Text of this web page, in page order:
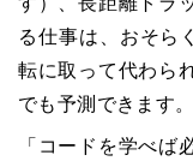
る仕事は、おそら
転に取って代わら
でも予測できます。
「コードを学べば